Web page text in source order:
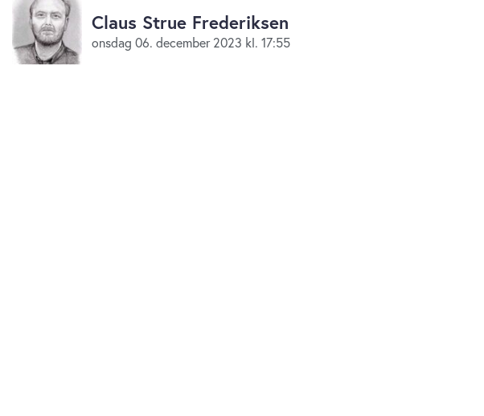
Claus Strue Frederiksen
onsdag 06. december 2023 kl. 17:55